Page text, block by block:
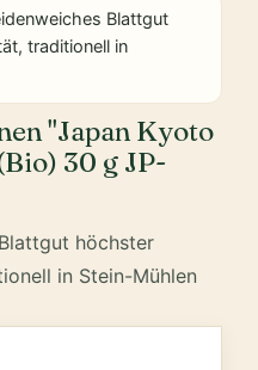
Blattgut
traditionell in
"Japan Kyoto
30 g JP-
höchster
in Stein-Mühlen